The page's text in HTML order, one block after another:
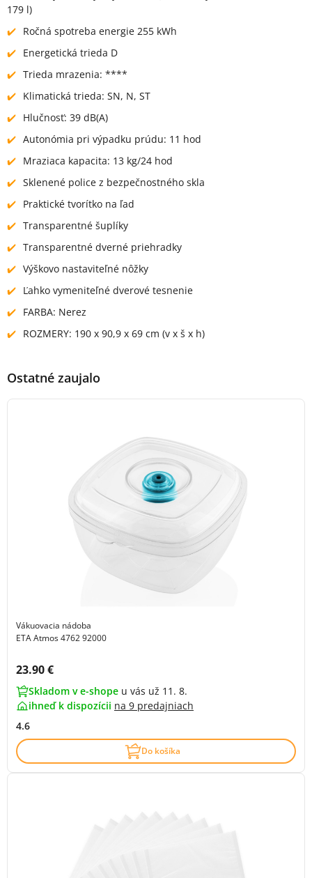
179 l)
Ročná spotreba energie 255 kWh
Energetická trieda D
Trieda mrazenia: ****
Klimatická trieda: SN, N, ST
Hlučnosť: 39 dB(A)
Autonómia pri výpadku prúdu: 11 hod
Mraziaca kapacita: 13 kg/24 hod
Sklenené police z bezpečnostného skla
Praktické tvorítko na ľad
Transparentné šuplíky
Transparentné dverné priehradky
Výškovo nastaviteľné nôžky
Ľahko vymeniteľné dverové tesnenie
FARBA: Nerez
ROZMERY: 190 x 90,9 x 69 cm (v x š x h)
Ostatné zaujalo
Vákuovacia nádoba
ETA Atmos 4762 92000
Cena s DPH:
23.90 €
Skladom v e-shope u vás už 11. 8.
ihneď k dispozícii na 9 predajniach
4.6
Do košíka